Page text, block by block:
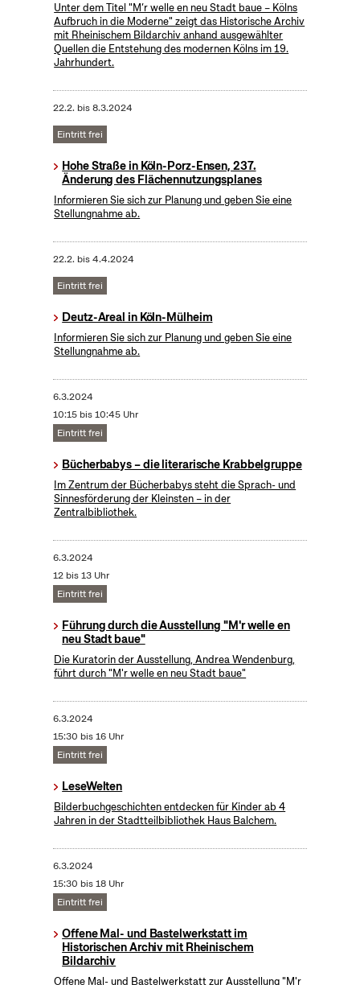
Unter dem Titel "M’r welle en neu Stadt baue – Kölns
Aufbruch in die Moderne" zeigt das Historische Archiv
mit Rheinischem Bildarchiv anhand ausgewählter
Quellen die Entstehung des modernen Kölns im 19.
Jahrhundert.
22.2. bis8.3.2024
Eintritt frei
Hohe Straße in Köln-Porz-Ensen, 237.
Änderung des Flächennutzungsplanes
Informieren Sie sich zur Planung und geben Sie eine
Stellungnahme ab.
22.2. bis4.4.2024
Eintritt frei
Deutz-Areal in Köln-Mülheim
Informieren Sie sich zur Planung und geben Sie eine
Stellungnahme ab.
6.3.2024
10:15 bis 10:45 Uhr
Eintritt frei
Bücherbabys – die literarische Krabbelgruppe
Im Zentrum der Bücherbabys steht die Sprach- und
Sinnesförderung der Kleinsten – in der
Zentralbibliothek.
6.3.2024
12 bis 13 Uhr
Eintritt frei
Führung durch die Ausstellung "M'r welle en
neu Stadt baue"
Die Kuratorin der Ausstellung, Andrea Wendenburg,
führt durch "M'r welle en neu Stadt baue"
6.3.2024
15:30 bis 16 Uhr
Eintritt frei
LeseWelten
Bilderbuchgeschichten entdecken für Kinder ab 4
Jahren in der Stadtteilbibliothek Haus Balchem.
6.3.2024
15:30 bis 18 Uhr
Eintritt frei
Offene Mal- und Bastelwerkstatt im
Historischen Archiv mit Rheinischem
Bildarchiv
Offene Mal- und Bastelwerkstatt zur Ausstellung "M'r